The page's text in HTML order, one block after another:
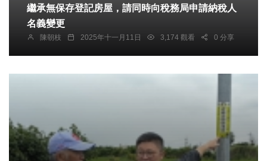
繼承無保存登記房屋，請同時向稅務局申請納稅人
名義變更
陳朝枝 2025年十一月11日 3,174 觀看 0 分享